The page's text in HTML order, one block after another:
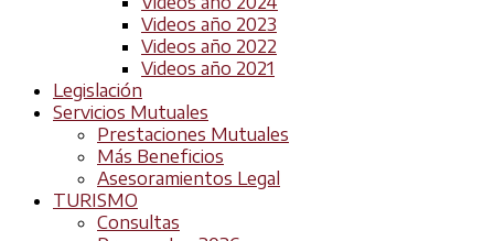
Videos año 2023
Videos año 2022
Videos año 2021
Legislación
Servicios Mutuales
Prestaciones Mutuales
Más Beneficios
Asesoramientos Legal
TURISMO
Consultas